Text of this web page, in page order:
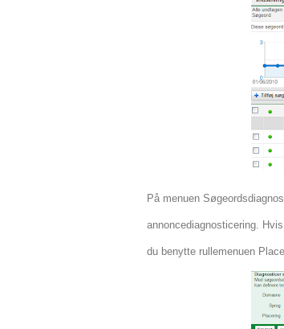
På menuen
annoncediagnosticering.
du benytte rullemenuen